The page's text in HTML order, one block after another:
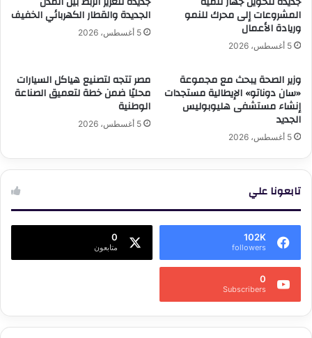
المشروعات إلى محرك للنمو
وريادة الأعمال
5 أغسطس، 2026
الجديدة والقطار الكهربائي الخفيف
5 أغسطس، 2026
وزير الصحة يبحث مع مجموعة
«سان دوناتو» الإيطالية مستجدات
إنشاء مستشفى هليوبوليس
الجديد
5 أغسطس، 2026
مصر تتجه لتصنيع هياكل السيارات
محليًا ضمن خطة لتعميق الصناعة
الوطنية
5 أغسطس، 2026
تابعونا علي
102K
followers
0
متابعون
0
Subscribers